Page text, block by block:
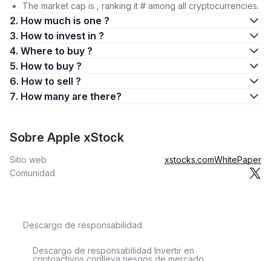
The market cap is , ranking it # among all cryptocurrencies.
2. How much is one ?
3. How to invest in ?
4. Where to buy ?
5. How to buy ?
6. How to sell ?
7. How many are there?
Sobre Apple xStock
Sitio web xstocks.comWhitePaper
Comunidad
Descargo de responsabilidad
Descargo de responsabilidad Invertir en
criptoactivos conlleva riesgos de mercado